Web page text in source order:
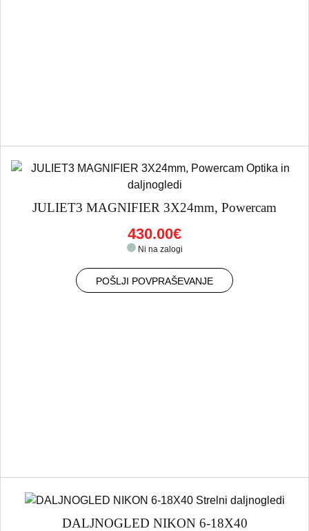
JULIET3 MAGNIFIER 3X24mm, Powercam
430.00€
Ni na zalogi
POŠLJI POVPRAŠEVANJE
DALJNOGLED NIKON 6-18X40